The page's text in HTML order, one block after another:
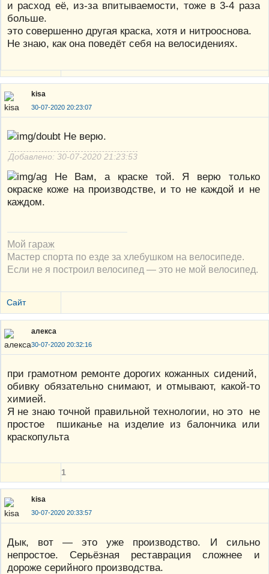
и расход её, из-за впитываемости, тоже в 3-4 раза
больше.
это совершенно другая краска, хотя и нитрооснова.
Не знаю, как она поведёт себя на велосидениях.
kisa
30-07-2020 20:23:07
Не верю.
Добавлено: 30-07-2020 21:23:53
Не Вам, а краске той. Я верю только
окраске коже на производстве, и то не каждой и не
каждом.
Мой гараж
Мастер спорта по езде за хлебушком на велосипеде.
Если не я построил велосипед — это не мой велосипед.
Сайт
алекса
30-07-2020 20:32:16
при грамотном ремонте дорогих кожанных сидений,
обивку обязательно снимают, и отмывают, какой-то
химией.
Я не знаю точной правильной технологии, но это не
простое пшиканье на изделие из балончика или
краскопульта
1
kisa
30-07-2020 20:33:57
Дык, вот — это уже производство. И сильно
непростое. Серьёзная реставрация сложнее и
дороже серийного производства.